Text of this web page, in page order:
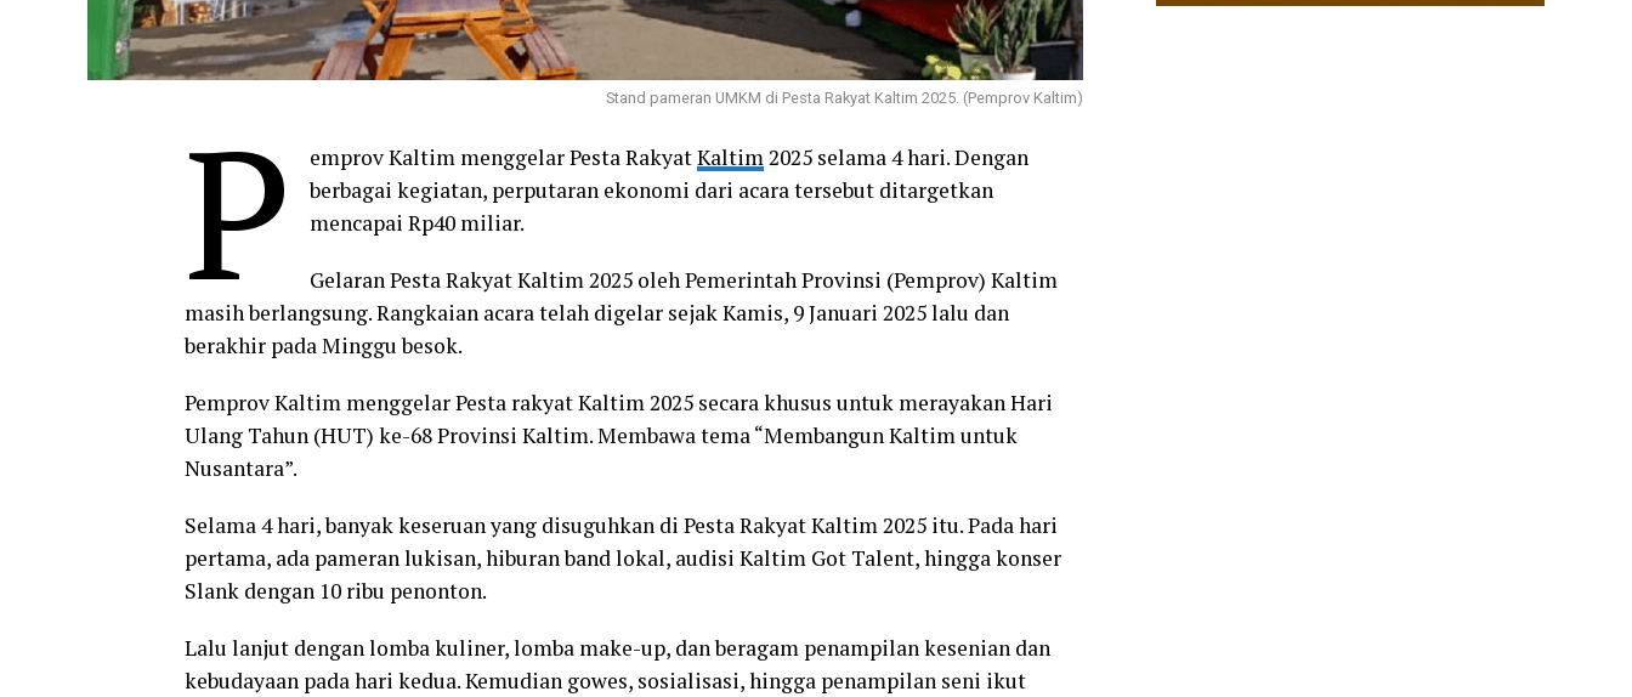
Stand pameran UMKM di Pesta Rakyat Kaltim 2025. (Pemprov Kaltim)
P emprov Kaltim menggelar Pesta RakyatKaltim2025 selama 4 hari. Dengan
berbagai kegiatan, perputaran ekonomi dari acara tersebut ditargetkan
mencapai Rp40 miliar.
Gelaran Pesta Rakyat Kaltim 2025 oleh Pemerintah Provinsi (Pemprov) Kaltim
masih berlangsung. Rangkaian acara telah digelar sejak Kamis, 9 Januari 2025 lalu dan
berakhir pada Minggu besok.
Pemprov Kaltim menggelar Pesta rakyat Kaltim 2025 secara khusus untuk merayakan Hari
Ulang Tahun (HUT) ke-68 Provinsi Kaltim. Membawa tema “Membangun Kaltim untuk
Nusantara”.
Selama 4 hari, banyak keseruan yang disuguhkan di Pesta Rakyat Kaltim 2025 itu. Pada hari
pertama, ada pameran lukisan, hiburan band lokal, audisi Kaltim Got Talent, hingga konser
Slank dengan 10 ribu penonton.
Lalu lanjut dengan lomba kuliner, lomba make-up, dan beragam penampilan kesenian dan
kebudayaan pada hari kedua. Kemudian gowes, sosialisasi, hingga penampilan seni ikut